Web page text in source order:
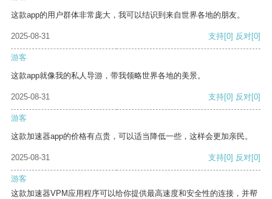
这款app的用户群体非常庞大，我可以结识到来自世界各地的朋友。
2025-08-31 支持[0] 反对[0]
游客
这款app就像我的私人导游，带我领略世界各地的美景。
2025-08-31 支持[0] 反对[0]
游客
这款加速器app的价格有点贵，可以适当降低一些，这样会更加亲民。
2025-08-31 支持[0] 反对[0]
游客
这款加速器VPM应用程序可以给你提供最高速度和安全性的连接，并帮